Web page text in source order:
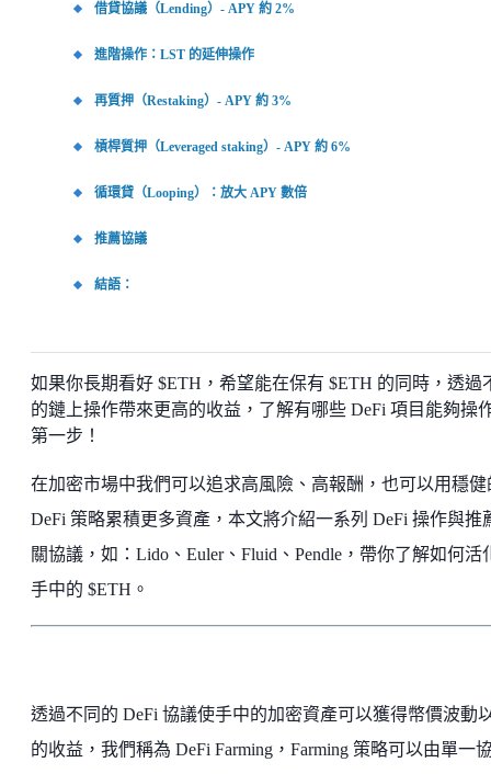
借貸協議（Lending）- APY 約 2%
進階操作：LST 的延伸操作
再質押（Restaking）- APY 約 3%
槓桿質押（Leveraged staking）- APY 約 6%
循環貸（Looping）：放大 APY 數倍
推薦協議
結語：
如果你長期看好 $ETH，希望能在保有 $ETH 的同時，透過
的鏈上操作帶來更高的收益，了解有哪些 DeFi 項目能夠操
第一步！
在加密市場中我們可以追求高風險、高報酬，也可以用穩健
DeFi 策略累積更多資產，本文將介紹一系列 DeFi 操作與推
關協議，如：Lido、Euler、Fluid、Pendle，帶你了解如何活
手中的 $ETH。
透過不同的 DeFi 協議使手中的加密資產可以獲得幣價波動
的收益，我們稱為 DeFi Farming，Farming 策略可以由單一